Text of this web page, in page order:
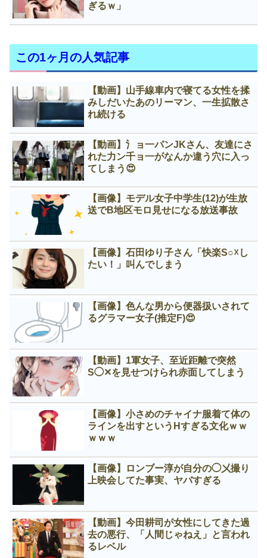
ぎるｗ」
この1ヶ月の人気記事
【動画】山手線車内で寝てる女性を揉
みしだいたあのリーマン、一生拡散さ
れ続ける
【動画】氵ョ一パンJKさん、友達にさ
れた力ン千ョ一がなんか違う穴に入っ
てしまう😍
【画像】モデル女子中学生(12)が生放
送でB地区モロ見せになる放送事故
【画像】石田ゆり子さん「快楽S○☓し
たい！」叫んでしまう
【画像】色んな男から便器扱いされて
るグラマー女子(推定F)😍
【動画】1軍女子、至近距離で突然
S◯✕を見せつけられ赤面してしまう
【画像】小さめのチャイナ服着て体の
ラインを出すというНすぎる文化ｗｗ
ｗｗｗ
【画像】ロンブー淳が自分の◯㐅撮り
上映会してた事実、ヤバすぎる
【動画】今田耕司が女性にしてきた過
去の悪行、「人間じゃねえ」と言われ
るレベル